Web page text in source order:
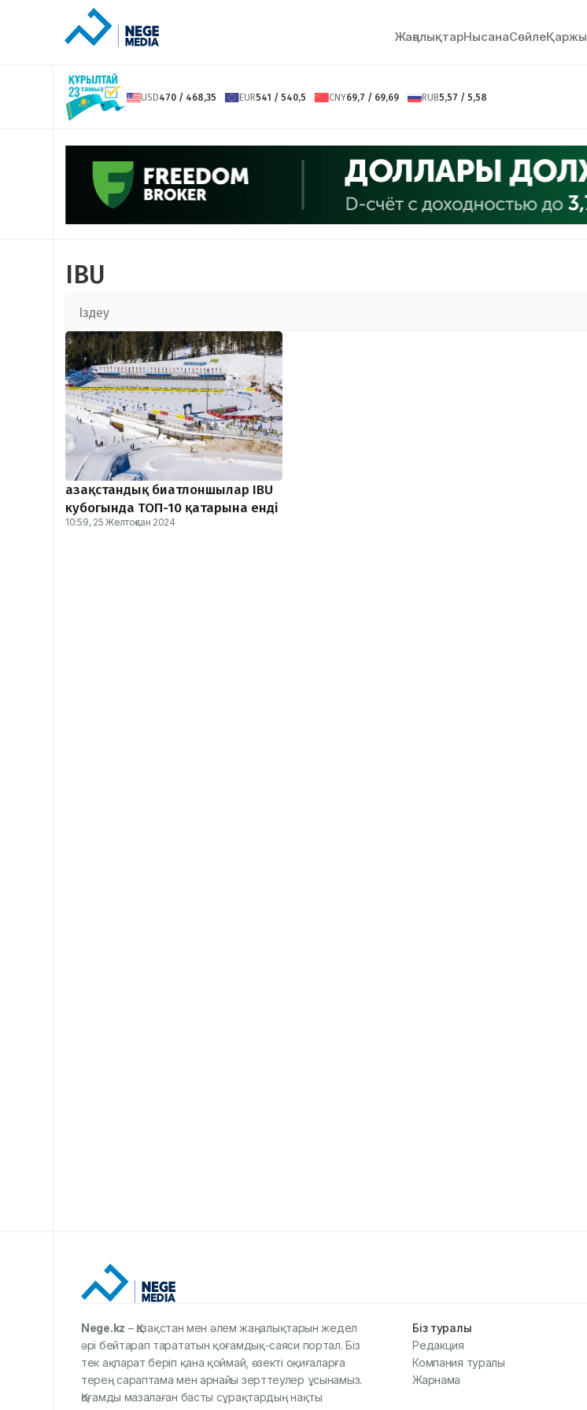
ЖаңалықтарНысанаСөйлeҚаржы
USD470 / 468,35 EUR541 / 540,5 CNY69,7 / 69,69 RUB5,57 / 5,58
IBU
Қазақстандық биатлоншылар IBU
кубогында ТОП-10 қатарына енді
10:59, 25 Желтоқсан 2024
Nege.kz – Қазақстан мен әлем жаңалықтарын жедел
әрі бейтарап тарататын қоғамдық-саяси портал. Біз
тек ақпарат беріп қана қоймай, өзекті оқиғаларға
терең сараптама мен арнайы зерттеулер ұсынамыз.
Қоғамды мазалаған басты сұрақтардың нақты
Біз туралы
Редакция
Компания туралы
Жарнама